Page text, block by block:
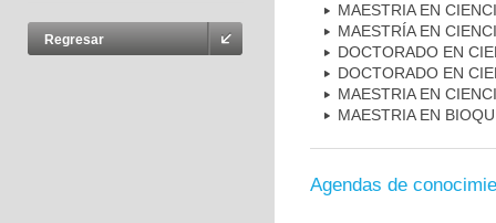
Regresar
MAESTRIA EN
MAESTRÍA EN
DOCTORADO EN
DOCTORADO EN
MAESTRIA EN
MAESTRIA EN
Agendas de